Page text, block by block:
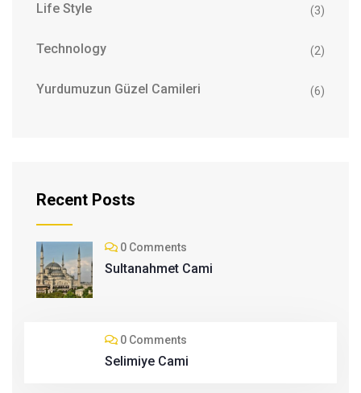
Life Style (3)
Technology (2)
Yurdumuzun Güzel Camileri (6)
Recent Posts
0 Comments
Sultanahmet Cami
0 Comments
Selimiye Cami